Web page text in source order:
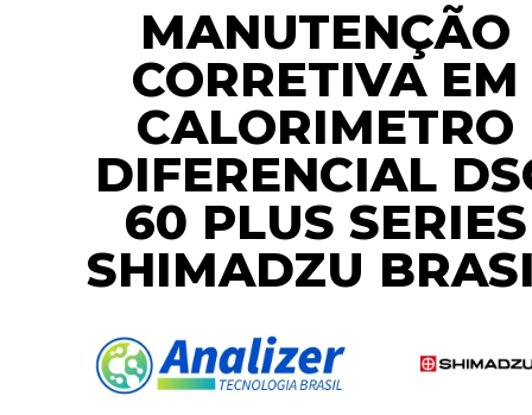
MANUTENÇÃO
CORRETIVA EM
CALORIMETRO
DIFERENCIAL
60 PLUS SERIES
SHIMADZU